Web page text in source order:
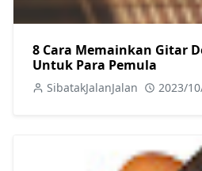
8 Cara Memainkan Gitar
Untuk Para Pemula
SibatakJalanJalan 2023/